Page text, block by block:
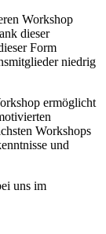
Workshop
dieser
Form
niedrig
ermöglicht
Workshops
und
uns im